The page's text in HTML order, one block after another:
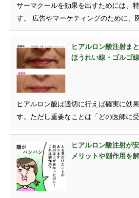
サーマクールを効果を出すためには、
す。 広告やマーケティングのために、
ヒアルロン酸注射ま
ほうれい線・ゴルゴ
ヒアルロン酸は適切に行えば確実に効
す。ただし重要なことは「どの医師に
ヒアルロン酸注射が
メリットや副作用を